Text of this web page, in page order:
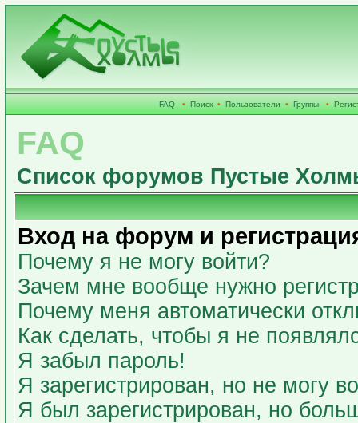
FAQ • Поиск • Пользователи • Группы •
FAQ
Список форумов Пустые
Вход на форум и
Почему я не могу войти?
Зачем мне вообще нужно
Почему меня автоматически
Как сделать, чтобы я не
Я забыл пароль!
Я зарегистрирован, но не могу
Я был зарегистрирован, но